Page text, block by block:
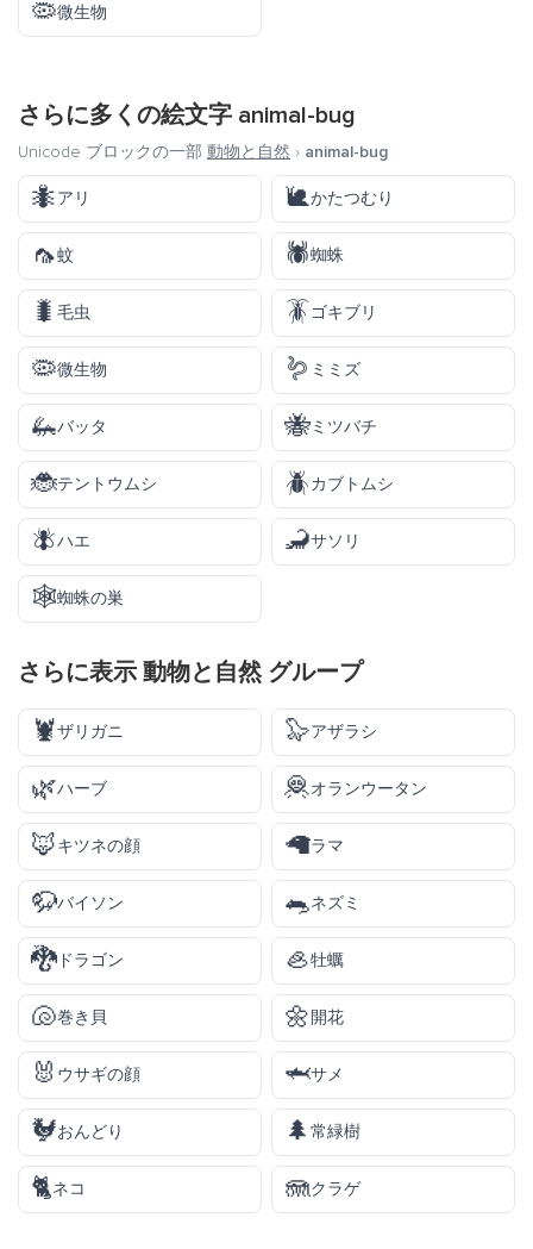
🦠微生物
さらに多くの絵文字 animal-bug
Unicode ブロックの一部 動物と自然 › animal-bug
🐜アリ 🐌かたつむり
🦟蚊 🕷️蜘蛛
🐛 毛虫 🪳ゴキブリ
🦠微生物 🪱 ミミズ
🦗バッタ 🐝ミツバチ
🐞テントウムシ 🪲カブトムシ
🪰ハエ 🦂サソリ
🕸️蜘蛛の巣
さらに表示 動物と自然グループ
🦞ザリガニ 🦭アザラシ
🌿ハーブ 🦧オランウータン
🦊キツネの顔 🦙ラマ
🦬バイソン 🐀ネズミ
🐉 ドラゴン 🦪牡蠣
🐚巻き貝 🌼 開花
🐰 ウサギの顔 🦈サメ
🐓おんどり 🌲 常緑樹
🐈ネコ 🪼クラゲ